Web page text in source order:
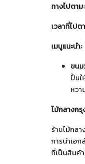
ทางไปตาม:
เวลาที่ไปต
เมนูแนะนำ:
ขนม
ปั้น
หว
ไม้กลางกรุ
ร้านไม้กล
การนำเอ
ที่เป็นสินค้